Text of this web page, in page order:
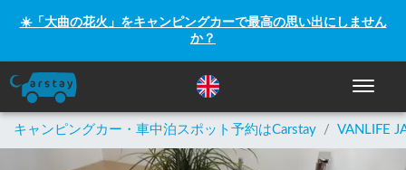
☀️「大曲の花火」をキャンピングカーで最高の思い出にしません
か？
ナビゲ
キャンピングカー・車中泊スポット予約はCarstay / VANLIFE